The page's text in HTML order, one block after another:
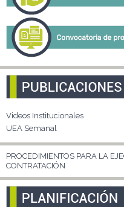
Videos Institucionales
UEA Semanal
PROCEDIMIENTOS PARA LA
CONTRATACIÓN